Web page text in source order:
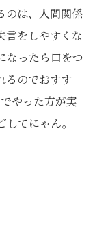
のは、人間関係
言をしやすくな
なったら口をつ
るのでおすす
やった方が実
てにゃん。